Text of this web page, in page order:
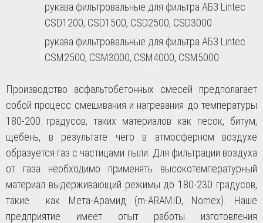
рукава фильтровальные для фильтра АБЗ Lintec
CSD1200, CSD1500, CSD2500, CSD3000
рукава фильтровальные для фильтра АБЗ Lintec
CSM2500, CSM3000, CSM4000, CSM5000
Производство асфальтобетонных смесей предполагает
собой процесс смешивания и нагревания до температуры
180-200 градусов, таких материалов как песок, битум,
щебень, в результате чего в атмосферном воздухе
образуется газ с частицами пыли. Для фильтрации воздуха
от газа необходимо применять высокотемпературный
материал выдерживающий режимы до 180-230 градусов,
такие как Мета-Арамид (m-ARAMID, Nomex). Наше
предприятие имеет опыт работы изготовления